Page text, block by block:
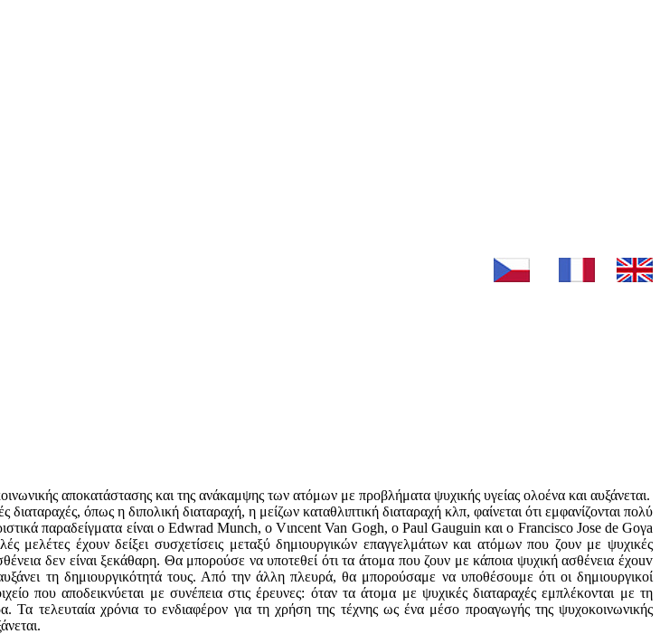
αποκατάστασης και της ανάκαμψης των ατόμων με προβλήματα ψυχικής υγείας ολοένα και αυξάνεται.
όπως η διπολική διαταραχή, η μείζων καταθλιπτική διαταραχή κλπ, φαίνεται ότι εμφανίζονται πολύ
παραδείγματα είναι ο Edwrad Munch, ο Vιncent Van Gogh, ο Paul Gauguin και ο Francisco Jose de Goγa
έχουν δείξει συσχετίσεις μεταξύ δημιουργικών επαγγελμάτων και ατόμων που ζουν με ψυχικές
δεν είναι ξεκάθαρη. Θα μπορούσε να υποτεθεί ότι τα άτομα που ζουν με κάποια ψυχική ασθένεια έχοuv
τη δημιουργικότητά τους. Από την άλλη πλευρά, θα μπορούσαμε να υποθέσουμε ότι οι δημιουργικοί
που αποδεικνύεται με συνέπεια στις έρευνες: όταν τα άτομα με ψυχικές διαταραχές εμπλέκονται με τη
Τα τελευταία χρόνια το ενδιαφέρον για τη χρήση της τέχνης ως ένα μέσο προαγωγής της ψυχοκοινωνικής